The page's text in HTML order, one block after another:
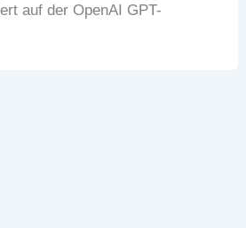
auf der OpenAI GPT-